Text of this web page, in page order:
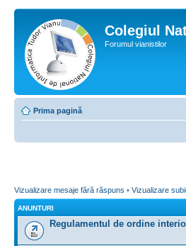
Colegiul
Forumul vianistilor
Prima pagină
Vizualizare mesaje fără răspuns • Vizualizare
ANUNTURI
Regulamentul de ordine